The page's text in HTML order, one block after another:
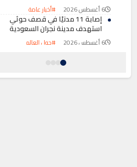
6 أغسطس 2026 #أخبار عامة
إصابة 11 مدنيًا في قصف حوثي
استهدف مدينة نجران السعودية
6 أغسطس 2026 #حول العالم
الخدمات تنفي تمويل المهرجانات